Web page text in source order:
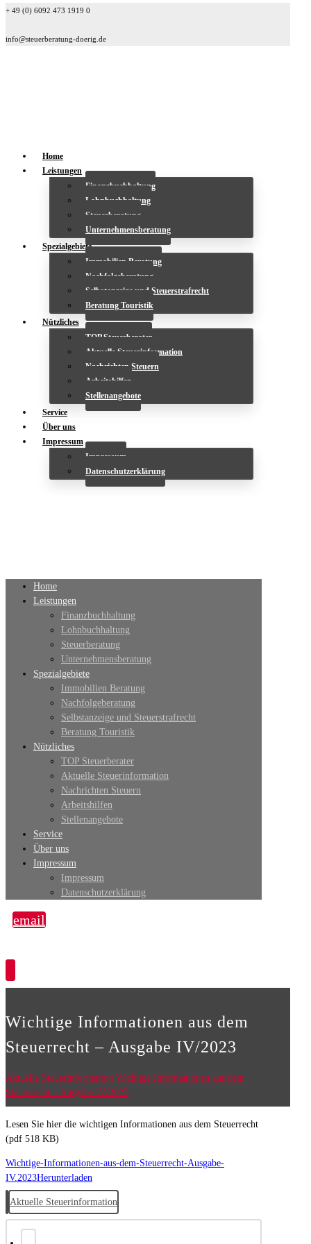
+ 49 (0) 6092 473 1919 0
info@steuerberatung-doerig.de
Home
Leistungen
Finanzbuchhaltung
Lohnbuchhaltung
Steuerberatung
Unternehmensberatung
Spezialgebiete
Immobilien Beratung
Nachfolgeberatung
Selbstanzeige und Steuerstrafrecht
Beratung Touristik
Nützliches
TOP Steuerberater
Aktuelle Steuerinformation
Nachrichten Steuern
Arbeitshilfen
Stellenangebote
Service
Über uns
Impressum
Impressum
Datenschutzerklärung
Home
Leistungen
Finanzbuchhaltung
Lohnbuchhaltung
Steuerberatung
Unternehmensberatung
Spezialgebiete
Immobilien Beratung
Nachfolgeberatung
Selbstanzeige und Steuerstrafrecht
Beratung Touristik
Nützliches
TOP Steuerberater
Aktuelle Steuerinformation
Nachrichten Steuern
Arbeitshilfen
Stellenangebote
Service
Über uns
Impressum
Impressum
Datenschutzerklärung
email
Wichtige Informationen aus dem
Steuerrecht – Ausgabe IV/2023
Aktuelle Steuerinformation Wichtige Informationen aus dem
Steuerrecht – Ausgabe IV/2023
Lesen Sie hier die wichtigen Informationen aus dem Steuerrecht
(pdf 518 KB)
Wichtige-Informationen-aus-dem-Steuerrecht-Ausgabe-
IV.2023Herunterladen
Aktuelle Steuerinformation